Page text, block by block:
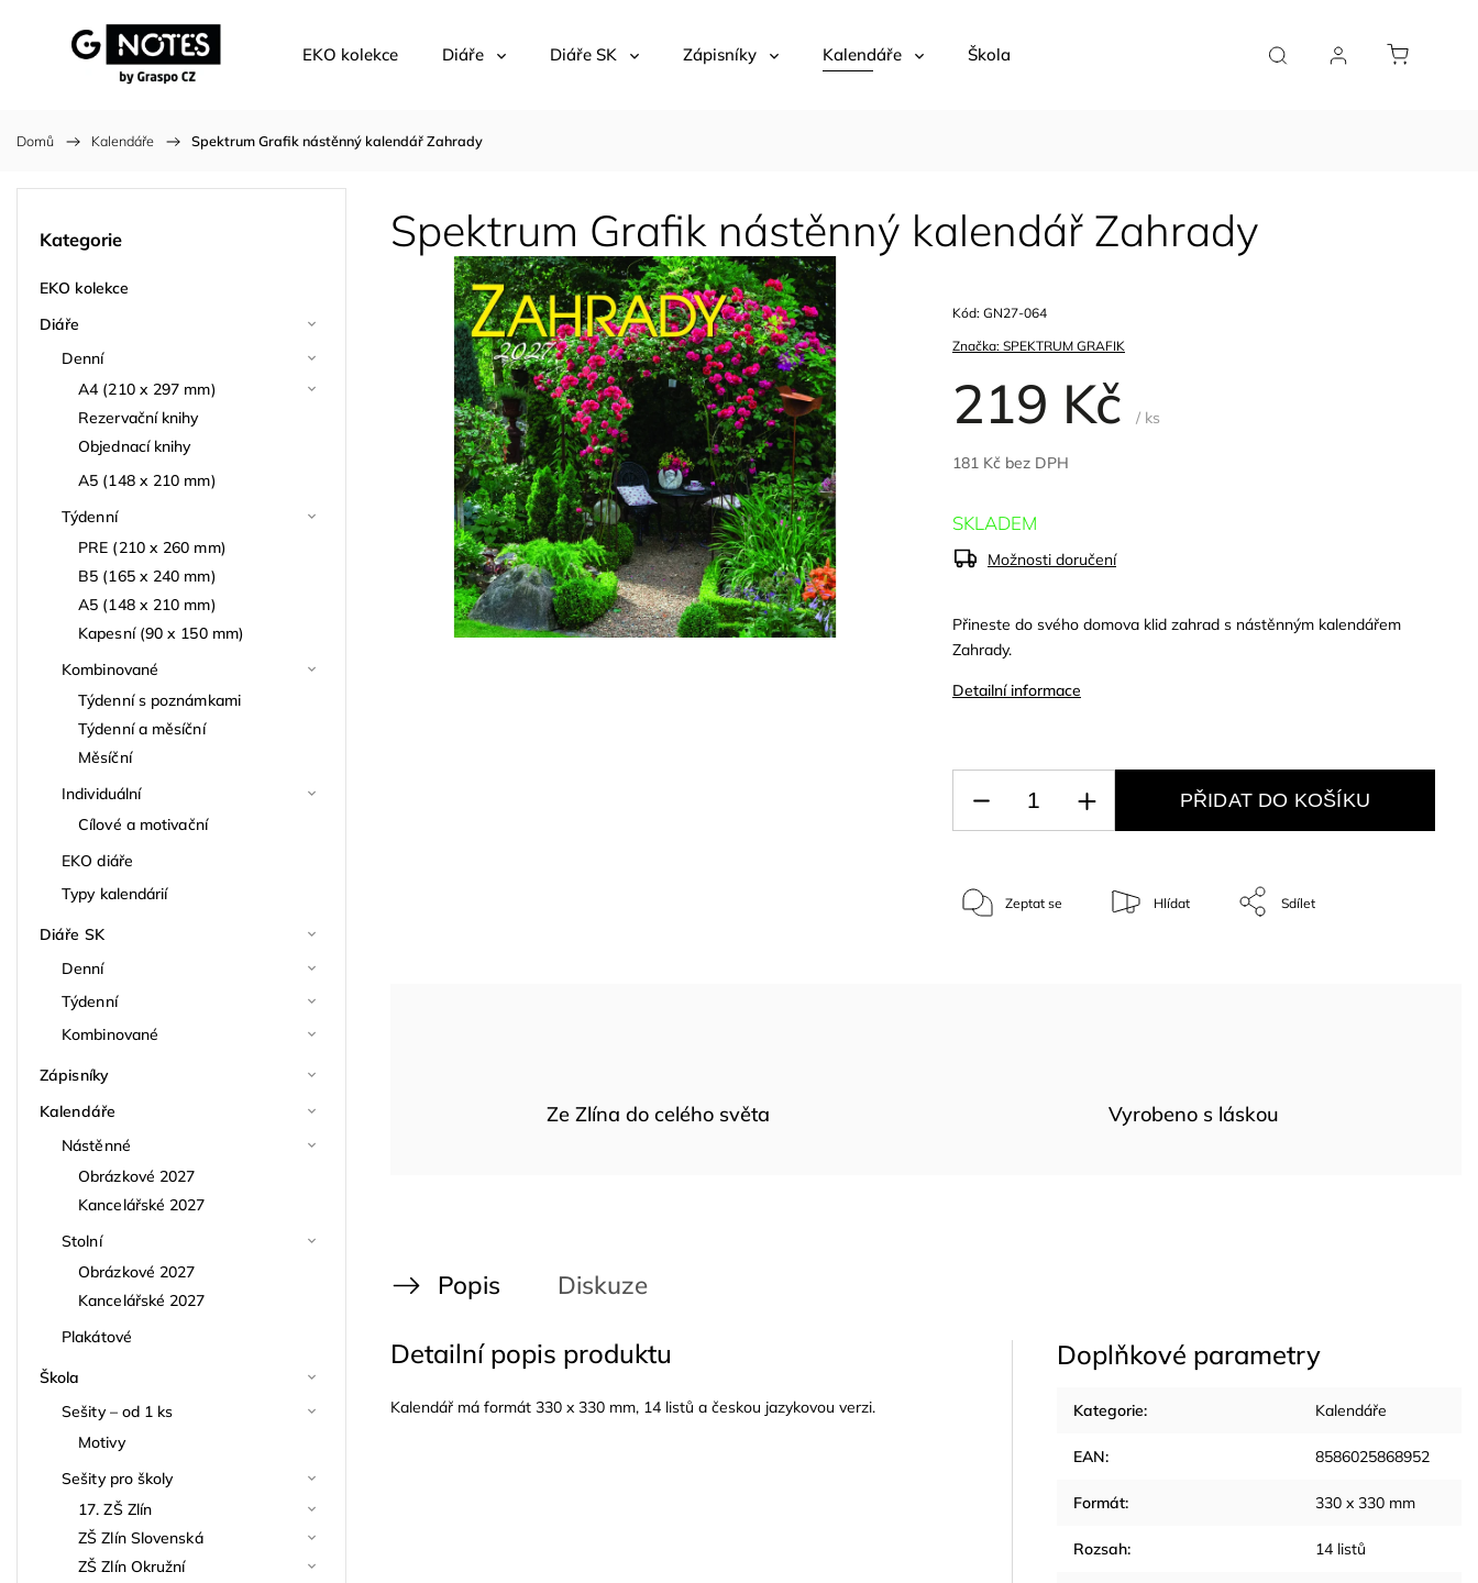
EKO kolekce Diáře Diáře SK Zápisníky Kalendáře Škola Plánovače Pro kavárny
Domů / Kalendáře / Spektrum Grafik nástěnný kalendář Zahrady
Kategorie
EKO kolekce
Diáře
Denní
A4 (210 x 297 mm)
Rezervační knihy
Objednací knihy
A5 (148 x 210 mm)
Týdenní
PRE (210 x 260 mm)
B5 (165 x 240 mm)
A5 (148 x 210 mm)
Kapesní (90 x 150 mm)
Kombinované
Týdenní s poznámkami
Týdenní a měsíční
Měsíční
Individuální
Cílové a motivační
EKO diáře
Typy kalendárií
Diáře SK
Denní
Týdenní
Kombinované
Zápisníky
Kalendáře
Nástěnné
Obrázkové 2027
Kancelářské 2027
Stolní
Obrázkové 2027
Kancelářské 2027
Plakátové
Škola
Sešity – od 1 ks
Motivy
Sešity pro školy
17. ZŠ Zlín
ZŠ Zlín Slovenská
ZŠ Zlín Okružní
Spektrum Grafik nástěnný kalendář Zahrady
Značka: SPEKTRUM GRAFIK
219 Kč / ks
181 Kč bez DPH
Kód: GN27-064
Přineste do svého domova klid zahrad s nástěnným kalendářem
Zahrady.
Detailní informace
SKLADEM
Možnosti doručení
PŘIDAT DO KOŠÍKU
Zeptat se Hlídat Sdílet
Ze Zlína do celého světa Vyrobeno s láskou
Popis Diskuze
Detailní popis produktu
Kalendář má formát 330 x 330 mm, 14 listů a českou jazykovou verzi.
Doplňkové parametry
Kategorie: Kalendáře
EAN: 8586025868952
Formát: 330 x 330 mm
Rozsah: 14 listů